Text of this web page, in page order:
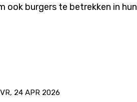
ook burgers te betrekken in hun
VR, 24 APR 2026